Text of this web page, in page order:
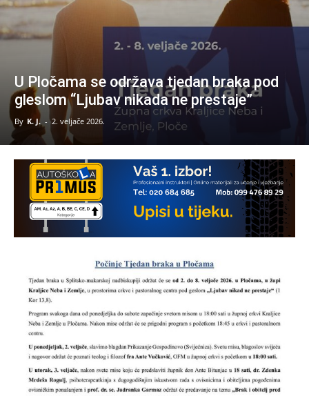
U Pločama se održava tjedan braka pod
gleslom “Ljubav nikada ne prestaje”
By K. J. - 2. veljače 2026.